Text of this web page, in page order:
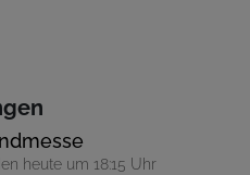
heute um 18:15 Uhr